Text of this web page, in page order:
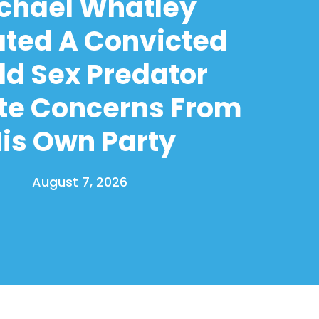
A Convicted
Sex Predator
Concerns From
Own Party
August 7, 2026